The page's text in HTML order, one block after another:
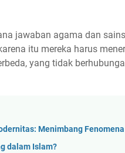
jawaban agama dan
itu mereka harus
yang tidak
Menimbang
dalam Islam?